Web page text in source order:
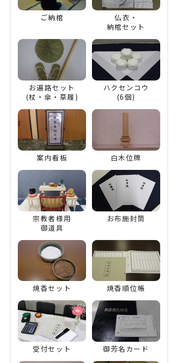
ご納棺
仏衣・
納棺セット
お遍路セット
(杖・傘・草履)
ハクセンコウ
(6個)
案内看板 白木位牌
宗教者様用
御道具
お布施封筒
焼香セット 焼香順位帳
受付セット 御芳名カード